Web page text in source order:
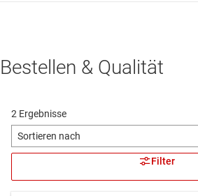
Bestellen & Qualität